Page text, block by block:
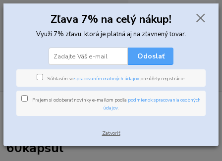
Hľadať
0,00 EUR
Vitamíny, minerály a zdravie Vitamíny
Nutrend Vitamin C
Nutrend Vitamin C with Rosehip
60kapsúl
Zľava 7% na celý nákup!
Využi 7% zľavu, ktorá je platná aj na zľavnený tovar.
Odoslať
Súhlasím sospracovaním osobných údajov pre účely registrácie.
Prajem si odoberať novinky e-mailom podľa podmienok spracovania osobných
údajov.
Zatvoriť